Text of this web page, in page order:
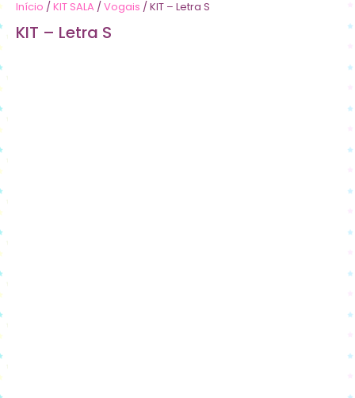
Início /KIT SALA /Vogais / KIT – Letra S
KIT – Letra S